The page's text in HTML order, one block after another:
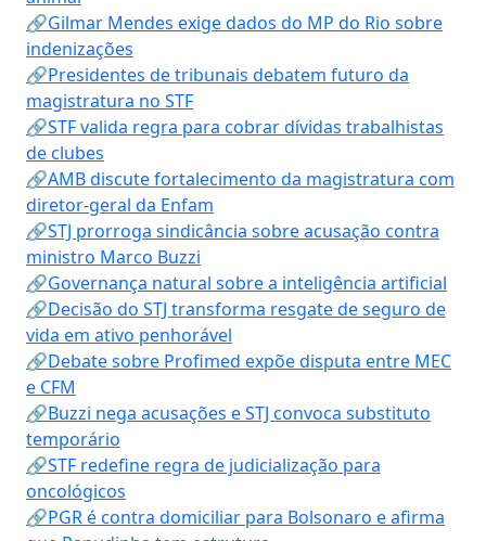
🔗Gilmar Mendes exige dados do MP do Rio sobre
indenizações
🔗Presidentes de tribunais debatem futuro da
magistratura no STF
🔗STF valida regra para cobrar dívidas trabalhistas
de clubes
🔗AMB discute fortalecimento da magistratura com
diretor-geral da Enfam
🔗STJ prorroga sindicância sobre acusação contra
ministro Marco Buzzi
🔗Governança natural sobre a inteligência artificial
🔗Decisão do STJ transforma resgate de seguro de
vida em ativo penhorável
🔗Debate sobre Profimed expõe disputa entre MEC
e CFM
🔗Buzzi nega acusações e STJ convoca substituto
temporário
🔗STF redefine regra de judicialização para
oncológicos
🔗PGR é contra domiciliar para Bolsonaro e afirma